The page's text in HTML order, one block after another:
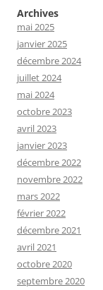
Archives
mai 2025
janvier 2025
décembre 2024
juillet 2024
mai 2024
octobre 2023
avril 2023
janvier 2023
décembre 2022
novembre 2022
mars 2022
février 2022
décembre 2021
avril 2021
octobre 2020
septembre 2020